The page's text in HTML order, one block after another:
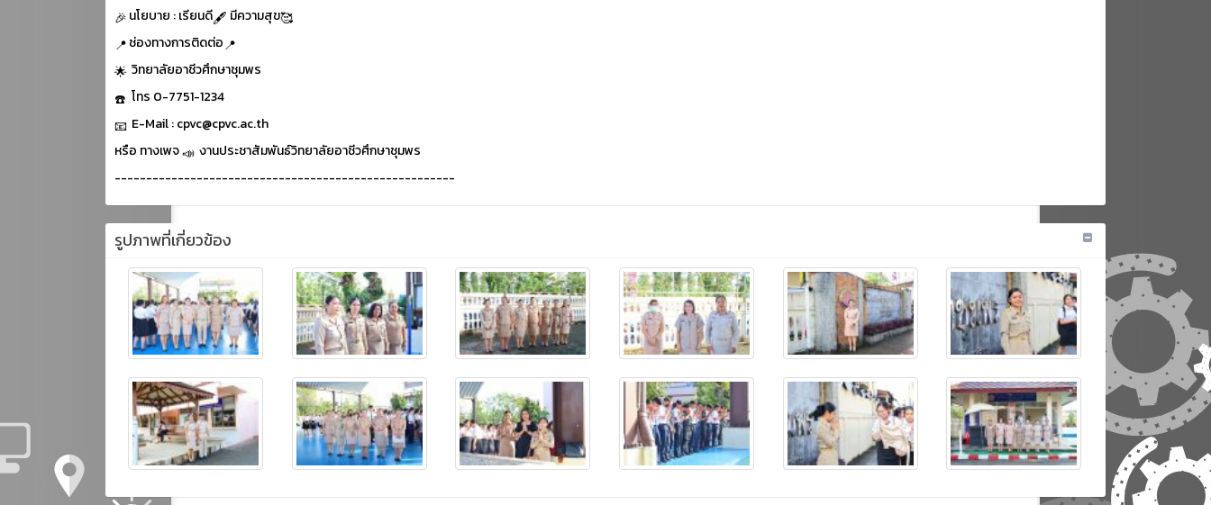
นโยบาย : เรียนดี
มีความสุข
ช่องทางการติดต่อ
วิทยาลัยอาชีวศึกษาชุมพร
โทร 0-7751-1234
E-Mail : cpvc@cpvc.ac.th
หรือ ทางเพจ
งานประชาสัมพันธ์วิทยาลัยอาชีวศึกษาชุมพร
------------------------------------------------------
รูปภาพที่เกี่ยวข้อง